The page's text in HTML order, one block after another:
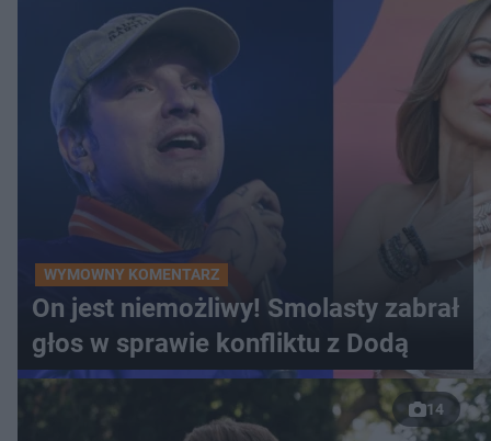
WYMOWNY KOMENTARZ
On jest niemożliwy! Smolasty zabrał
głos w sprawie konfliktu z Dodą
14